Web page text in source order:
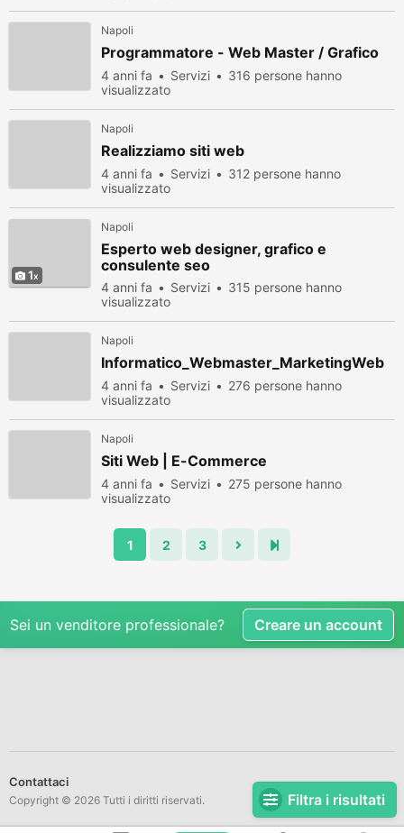
Filtra i risultati
Napoli
Programmatore - Web Master / Grafico
4 anni fa Servizi
316 persone hanno
visualizzato
Napoli
Realizziamo siti web
4 anni fa Servizi
312 persone hanno
visualizzato
1
Napoli
Esperto web designer, grafico e
consulente seo
4 anni fa Servizi
315 persone hanno
visualizzato
Napoli
Informatico_Webmaster_MarketingWeb
4 anni fa Servizi
276 persone hanno
visualizzato
Napoli
Siti Web | E-Commerce
4 anni fa Servizi
275 persone hanno
visualizzato
1 2 3
Sei un venditore professionale? Creare un account
Contattaci
Copyright © 2026 Tutti i diritti riservati.